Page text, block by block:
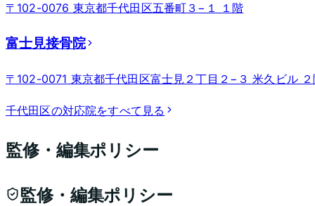
〒102-0076 東京都千代田区五番町３−１ １階
富士見接骨院
〒102-0071 東京都千代田区富士見２丁目２−３ 米久ビル
千代田区の対応院をすべて見る
監修・編集ポリシー
監修・編集ポリシー